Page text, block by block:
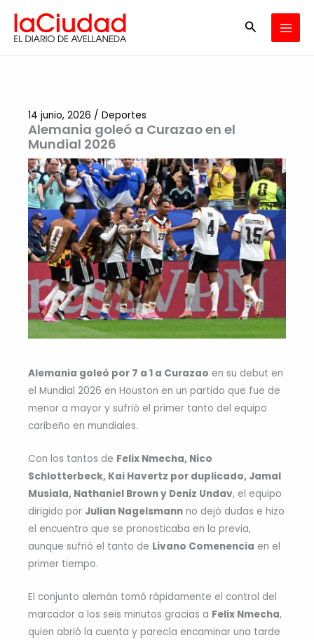
contenido
Buscar
Alemania goleó a Curazao en el
Mundial 2026
14 junio, 2026 / Deportes
Alemania goleó por 7 a 1 a Curazao en su debut en
el Mundial 2026 en Houston en un partido que fue de
menor a mayor y sufrió el primer tanto del equipo
caribeño en mundiales.
Con los tantos de Felix Nmecha, Nico
Schlotterbeck, Kai Havertz por duplicado, Jamal
Musiala, Nathaniel Brown y Deniz Undav, el equipo
dirigido por Julian Nagelsmann no dejó dudas e hizo
el encuentro que se pronosticaba en la previa,
aunque sufrió el tanto de Livano Comenencia en el
primer tiempo.
El conjunto alemán tomó rápidamente el control del
marcador a los seis minutos gracias a Felix Nmecha,
quien abrió la cuenta y parecía encaminar una tarde